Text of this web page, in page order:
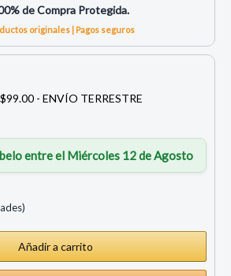
de Compra Protegida.
originales | Pagos seguros
- ENVÍO TERRESTRE
entre el Miércoles 12 de Agosto